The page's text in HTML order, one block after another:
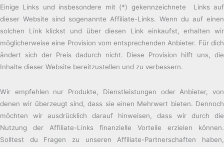
Einige Links und insbesondere mit (*) gekennzeichnete Links auf
dieser Website sind sogenannte Affiliate-Links. Wenn du auf einen
solchen Link klickst und über diesen Link einkaufst, erhalten wir
möglicherweise eine Provision vom entsprechenden Anbieter. Für dich
ändert sich der Preis dadurch nicht. Diese Provision hilft uns, die
Inhalte dieser Website bereitzustellen und zu verbessern.
Wir empfehlen nur Produkte, Dienstleistungen oder Anbieter, von
denen wir überzeugt sind, dass sie einen Mehrwert bieten. Dennoch
möchten wir ausdrücklich darauf hinweisen, dass wir durch die
Nutzung der Affiliate-Links finanzielle Vorteile erzielen können.
Solltest du Fragen zu unseren Affiliate-Partnerschaften haben,